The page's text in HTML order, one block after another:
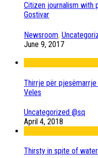
Citizen journalism with
Gostivar
Newsroom,
June 9, 2017
Thirrje për
Veles
Uncategorized @sq
April 4, 2018
Thirsty in spite of